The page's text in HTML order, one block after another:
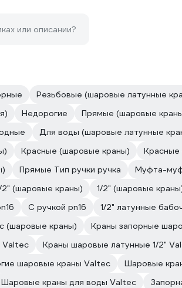
или описании?
Резьбовые (шаровые латунные
Недорогие Прямые (шаровые
Для воды (шаровые латунные
Красные (шаровые краны) Красные
Прямые Тип ручки ручка Муфта-
2" (шаровые краны) 1/2" (шаровые
С ручкой pn16 1/2" латунные
(шаровые краны) Краны запорные
Valtec
Краны шаровые латунные 1/2"
шаровые краны Valtec Шаровые
Шаровые краны для воды Valtec